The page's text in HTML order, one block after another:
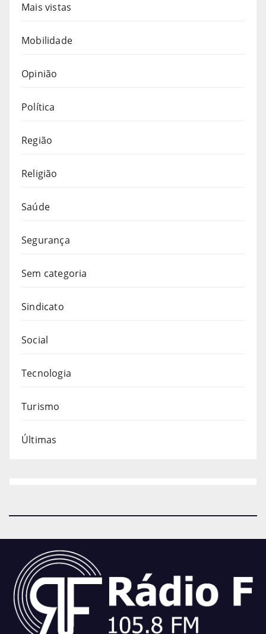
Mais vistas
Mobilidade
Opinião
Política
Região
Religião
Saúde
Segurança
Sem categoria
Sindicato
Social
Tecnologia
Turismo
Últimas